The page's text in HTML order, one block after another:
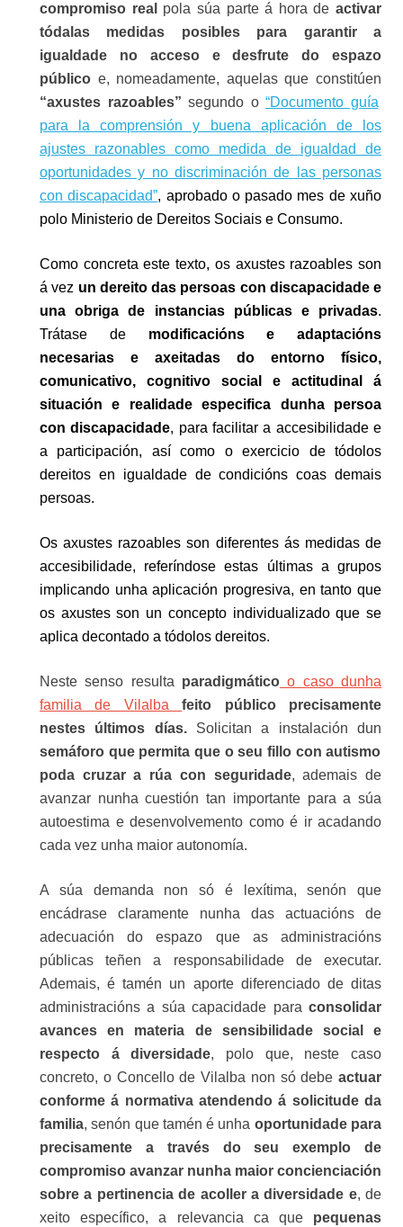
compromiso real pola súa parte á hora de activar
tódalas medidas posibles para garantir a
igualdade no acceso e desfrute do espazo
público e, nomeadamente, aquelas que constitúen
“axustes razoables” segundo o “Documento guía
para la comprensión y buena aplicación de los
ajustes razonables como medida de igualdad de
oportunidades y no discriminación de las personas
con discapacidad”, aprobado o pasado mes de xuño
polo Ministerio de Dereitos Sociais e Consumo.
Como concreta este texto, os axustes razoables son
á vez un dereito das persoas con discapacidade e
una obriga de instancias públicas e privadas.
Trátase de modificacións e adaptacións
necesarias e axeitadas do entorno físico,
comunicativo, cognitivo social e actitudinal á
situación e realidade especifica dunha persoa
con discapacidade, para facilitar a accesibilidade e
a participación, así como o exercicio de tódolos
dereitos en igualdade de condicións coas demais
persoas.
Os axustes razoables son diferentes ás medidas de
accesibilidade, referíndose estas últimas a grupos
implicando unha aplicación progresiva, en tanto que
os axustes son un concepto individualizado que se
aplica decontado a tódolos dereitos.
Neste senso resulta paradigmático o caso dunha
familia de Vilalbafeito público precisamente
nestes últimos días.Solicitan a instalación dun
semáforo que permita que o seu fillo con autismo
poda cruzar a rúa con seguridade, ademais de
avanzar nunha cuestión tan importante para a súa
autoestima e desenvolvemento como é ir acadando
cada vez unha maior autonomía.
A súa demanda non só é lexítima, senón que
encádrase claramente nunha das actuacións de
adecuación do espazo que as administracións
públicas teñen a responsabilidade de executar.
Ademais, é tamén un aporte diferenciado de ditas
administracións a súa capacidade para consolidar
avances en materia de sensibilidade social e
respecto á diversidade, polo que, neste caso
concreto, o Concello de Vilalba non só debe actuar
conforme á normativa atendendo á solicitude da
familia, senón que tamén é unha oportunidade para
precisamente a través do seu exemplo de
compromiso avanzar nunha maior concienciación
sobre a pertinencia de acoller a diversidade e, de
xeito específico, a relevancia ca que pequenas